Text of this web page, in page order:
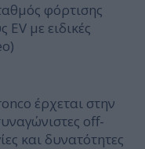
φόρτισης
με ειδικές
έρχεται στην
off-
και δυνατότητες